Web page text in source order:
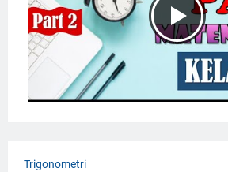
Trigonometri